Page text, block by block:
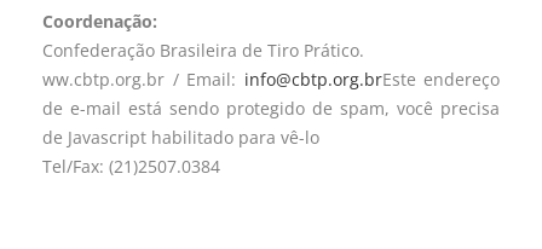
Coordenação:
Confederação Brasileira de Tiro Prático.
ww.cbtp.org.br / Email: info@cbtp.org.brEste endereço
de e-mail está sendo protegido de spam, você precisa
de Javascript habilitado para vê-lo
Tel/Fax: (21)2507.0384